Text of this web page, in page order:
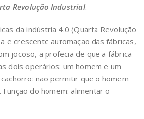
Revolução Industrial.
da indústria 4.0 (Quarta Revolução
e crescente automação das fábricas,
jocoso, a profecia de que a fábrica
dois operários: um homem e um
não permitir que o homem
do homem: alimentar o